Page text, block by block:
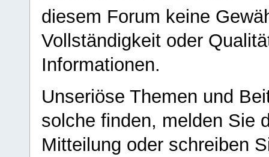
diesem Forum keine
Vollständigkeit oder
Informationen.
Unseriöse Themen und
solche finden, melden Sie
Mitteilung oder schreiben